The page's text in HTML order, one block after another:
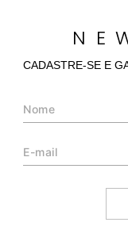
CADASTRE-SE E